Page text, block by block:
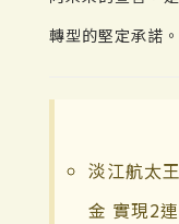
轉型的堅定承諾。
淡江航太
金 實現2